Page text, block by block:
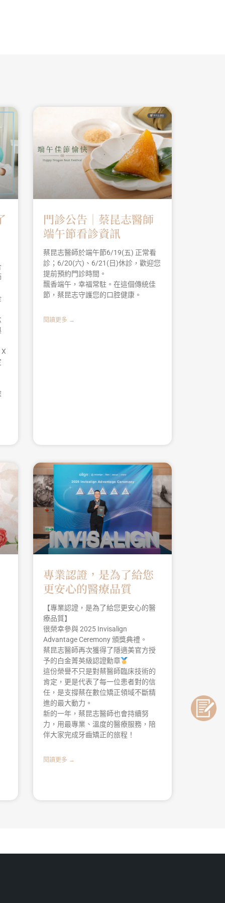
門診公告｜蔡昆志醫師
端午節看診資訊
蔡昆志醫師於端午節6/19(五) 正常看
診；6/20(六)、6/21(日)休診，歡迎您
提前預約門診時間。
飄香端午，幸福常駐。在這個傳統佳
節，蔡昆志守護您的口腔健康。
閱讀更多 →
專業認證，是為了給您
更安心的醫療品質
【專業認證，是為了給您更安心的醫
療品質】
很榮幸參與 2025 Invisalign
Advantage Ceremony 頒獎典禮。
蔡昆志醫師再次獲得了隱適美官方授
予的白金菁英級認證勳章
這份榮譽不只是對蔡醫師臨床技術的
肯定，更是代表了每一位患者對的信
任，是支撐蔡在數位矯正領域不斷精
進的最大動力。
新的一年，蔡昆志醫師也會持續努
力，用最專業、溫度的醫療服務，陪
伴大家完成牙齒矯正的旅程！
閱讀更多 →